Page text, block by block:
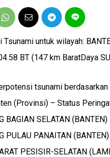
Tsunami untuk wilayah:
BT (147 km BaratDaya
tsunami berdasarkan
(Provinsi) – Status
BAGIAN SELATAN
PULAU PANAITAN
PESISIR-SELATAN